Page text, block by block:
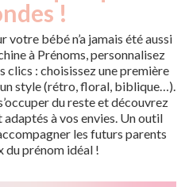
!
bébé n’a jamais été aussi
à Prénoms, personnalisez
clics : choisissez une première
style (rétro, floral, biblique…).
du reste et découvrez
à vos envies. Un outil
les futurs parents
du prénom idéal !